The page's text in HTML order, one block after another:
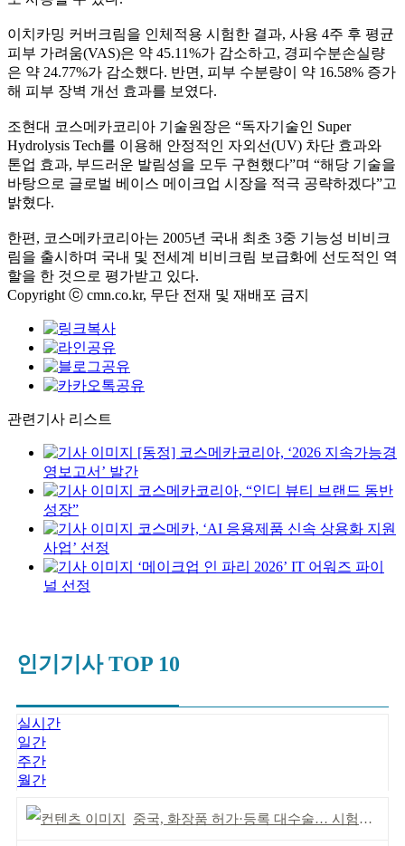
이치카밍 커버크림을 인체적용 시험한 결과, 사용 4주 후 평균
피부 가려움(VAS)은 약 45.11%가 감소하고, 경피수분손실량
은 약 24.77%가 감소했다. 반면 , 피부 수분량이 약 16.58% 증가
해 피부 장벽 개선 효과를 보였다.
조현대 코스메카코리아 기술원장은 “독자기술인 Super
Hydrolysis Tech를 이용해 안정적인 자외선(UV) 차단 효과와
톤업 효과, 부드러운 발림성을 모두 구현했다”며 “해당 기술을
바탕으로 글로벌 베이스 메이크업 시장을 적극 공략하겠다”고
밝혔다.
한편 , 코스메카코리아는 2005년 국내 최초 3중 기능성 비비크
림을 출시하며 국내 및 전세계 비비크림 보급화에 선도적인 역
할을 한 것으로 평가받고 있다.
Copyright ⓒ cmn.co.kr, 무단 전재 및 재배포 금지
관련기사 리스트
[동정] 코스메카코리아, ‘2026 지속가능경
영보고서’ 발간
코스메카코리아, “인디 뷰티 브랜드 동반
성장”
코스메카, ‘AI 응용제품 신속 상용화 지원
사업’ 선정
‘메이크업 인 파리 2026’ IT 어워즈 파이
널 선정
인기기사 TOP 10
실시간
일간
주간
월간
중국, 화장품 허가·등록 대수술… 시험자료 공용 허용